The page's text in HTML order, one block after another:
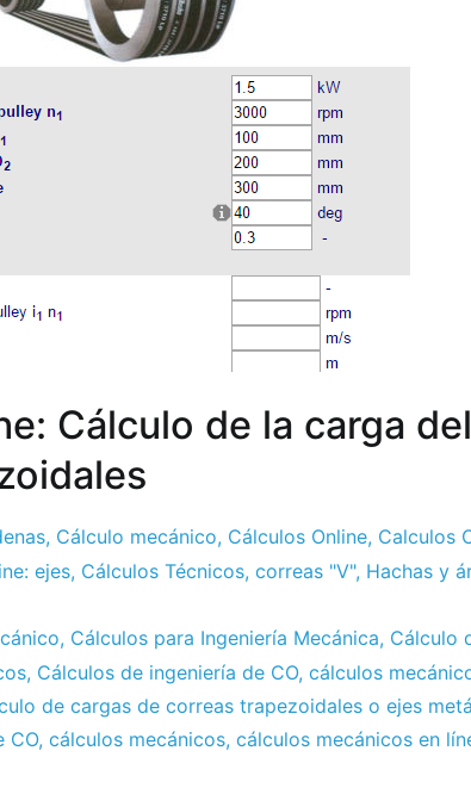
Cálculo de la carga
, Cálculo mecánico, Cálculos Online, Calculos
ejes, Cálculos Técnicos, correas "V", Hachas y
, Cálculos para Ingeniería Mecánica, Cálculo
, Cálculos de ingeniería de CO, cálculos
de cargas de correas trapezoidales o ejes
CO, cálculos mecánicos, cálculos mecánicos en